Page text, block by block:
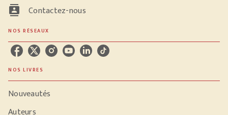
contacts Contactez-nous
NOS RÉSEAUX
NOS LIVRES
Nouveautés